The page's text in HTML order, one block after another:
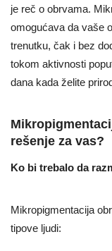
je reč o obrvama.
omogućava da vaše
trenutku, čak i bez
tokom aktivnosti
dana kada želite
rešenje za vas?
Ko bi trebalo da
Mikropigmentacija
tipove ljudi: